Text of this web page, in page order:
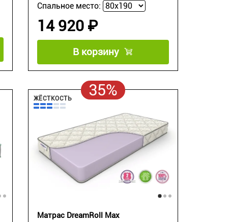
Спальное место:
14 920 ₽
В корзину
35%
ЖЁСТКОСТЬ
Матрас DreamRoll Max